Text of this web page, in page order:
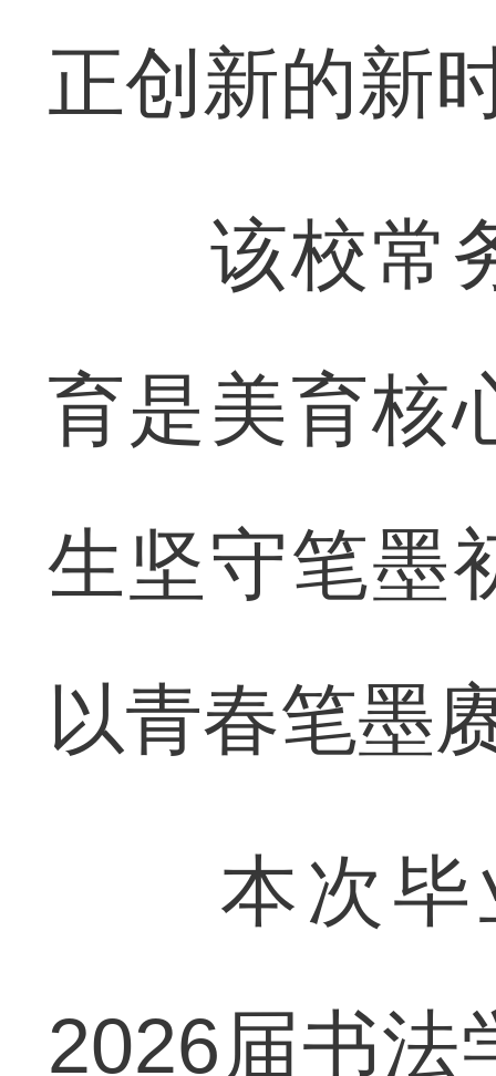
正创新的新
该校常务
育是美育核
生坚守笔墨
以青春笔墨
本次毕业
2026届书法